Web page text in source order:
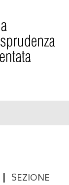
|
SEZIONE